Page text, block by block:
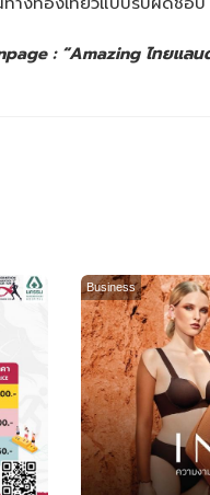
: “Amazing ไทยแลน
Business